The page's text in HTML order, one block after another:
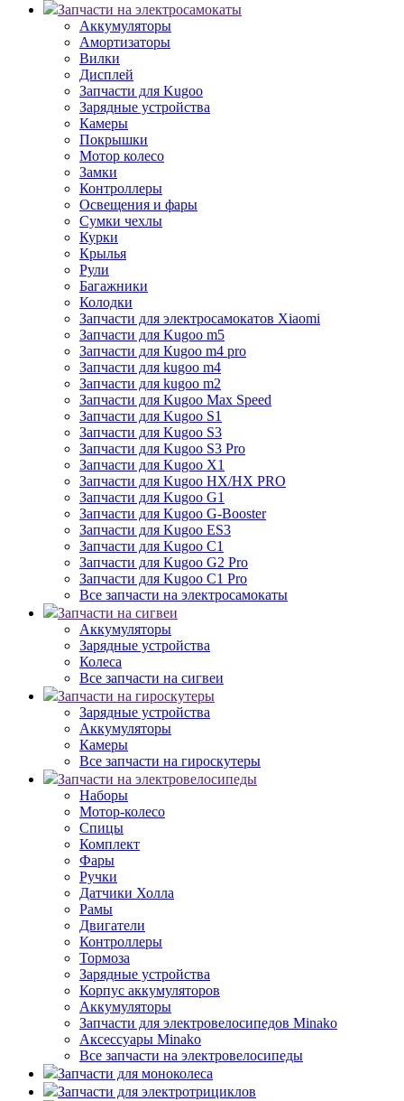
Запчасти на электросамокаты
Аккумуляторы
Амортизаторы
Вилки
Дисплей
Запчасти для Kugoo
Зарядные устройства
Камеры
Покрышки
Мотор колесо
Замки
Контроллеры
Освещения и фары
Сумки чехлы
Курки
Крылья
Рули
Багажники
Колодки
Запчасти для электросамокатов Xiaomi
Запчасти для Kugoo m5
Запчасти для Кugoo m4 pro
Запчасти для kugoo m4
Запчасти для kugoo m2
Запчасти для Kugoo Max Speed
Запчасти для Kugoo S1
Запчасти для Kugoo S3
Запчасти для Kugoo S3 Pro
Запчасти для Kugoo X1
Запчасти для Kugoo HX/HX PRO
Запчасти для Kugoo G1
Запчасти для Kugoo G-Booster
Запчасти для Kugoo ES3
Запчасти для Kugoo C1
Запчасти для Kugoo G2 Pro
Запчасти для Kugoo C1 Pro
Все запчасти на электросамокаты
Запчасти на сигвеи
Аккумуляторы
Зарядные устройства
Колеса
Все запчасти на сигвеи
Запчасти на гироскутеры
Зарядные устройства
Аккумуляторы
Камеры
Все запчасти на гироскутеры
Запчасти на электровелосипеды
Наборы
Мотор-колесо
Спицы
Комплект
Фары
Ручки
Датчики Холла
Рамы
Двигатели
Контроллеры
Тормоза
Зарядные устройства
Корпус аккумуляторов
Аккумуляторы
Запчасти для электровелосипедов Minako
Аксессуары Minako
Все запчасти на электровелосипеды
Запчасти для моноколеса
Запчасти для электротрициклов